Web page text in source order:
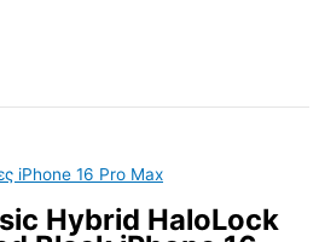
iPhone 16 Pro Max
Hybrid HaloLock